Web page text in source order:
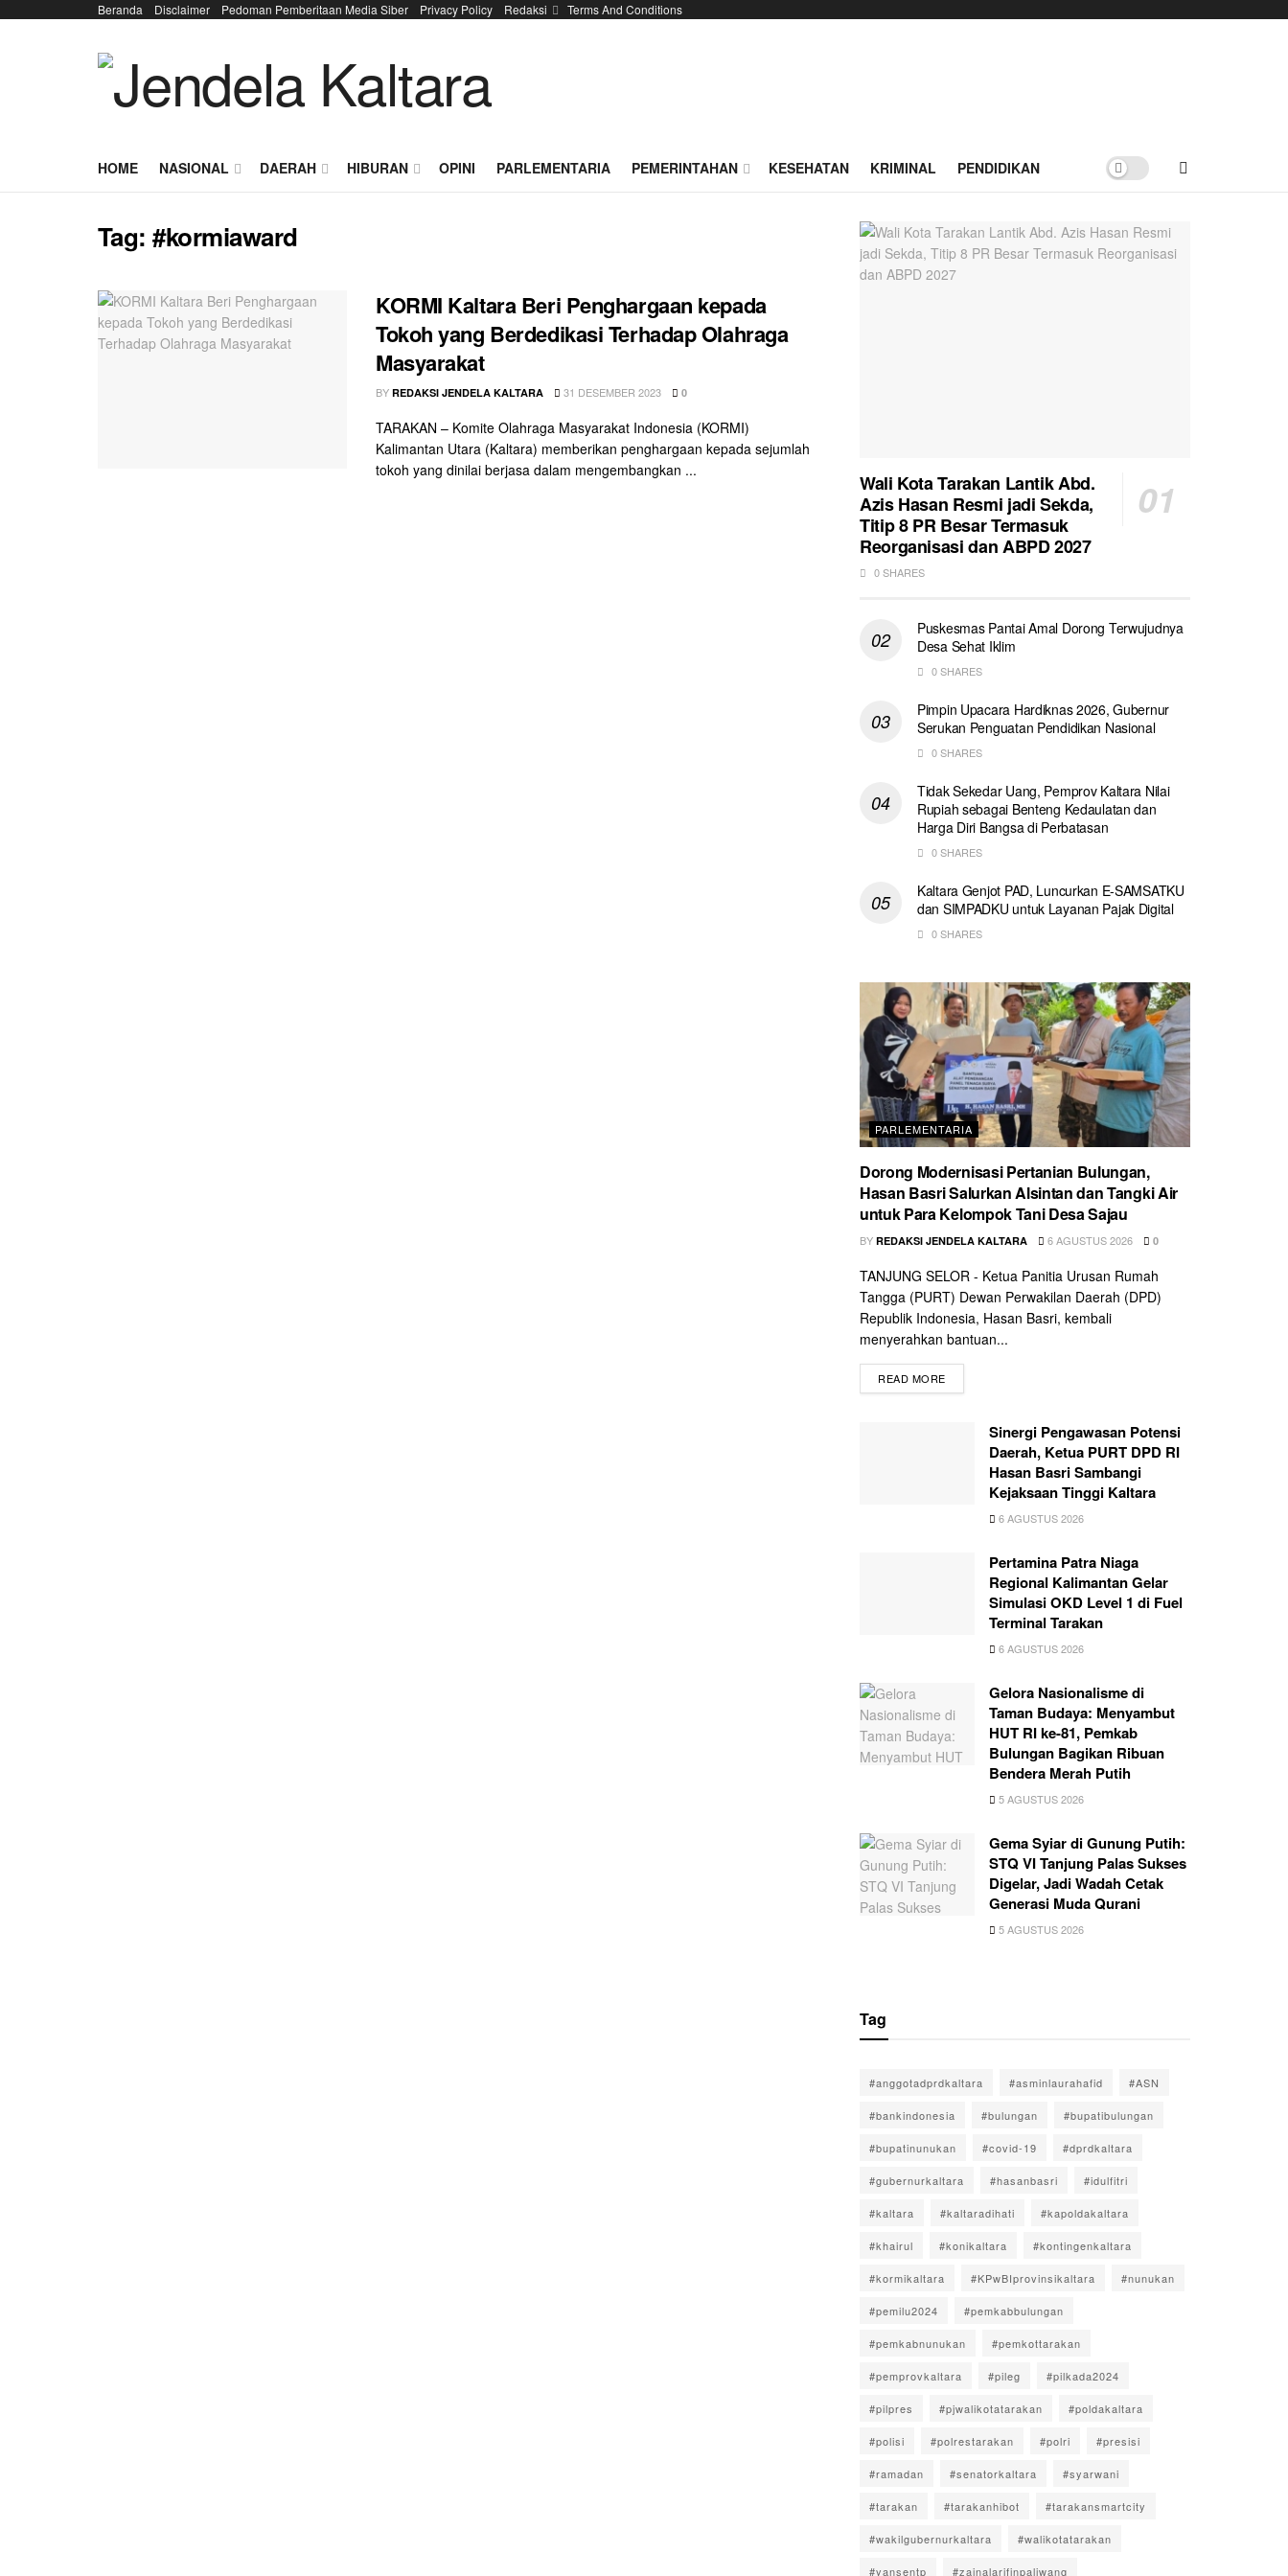
Beranda Disclaimer Pedoman Pemberitaan Media Siber Privacy Policy Redaksi Terms And Conditions
HOME NASIONAL DAERAH HIBURAN OPINI PARLEMENTARIA PEMERINTAHAN KESEHATAN KRIMINAL PENDIDIKAN
Tag:#kormiaward
KORMI Kaltara Beri Penghargaan kepada
Tokoh yang Berdedikasi Terhadap Olahraga
Masyarakat
BY REDAKSI JENDELA KALTARA 31 DESEMBER 2023 0
TARAKAN – Komite Olahraga Masyarakat Indonesia (KORMI)
Kalimantan Utara (Kaltara) memberikan penghargaan kepada sejumlah
tokoh yang dinilai berjasa dalam mengembangkan ...
Wali Kota Tarakan Lantik Abd.
Azis Hasan Resmi jadi Sekda,
Titip 8 PR Besar Termasuk
Reorganisasi dan ABPD 2027
0 SHARES
Puskesmas Pantai Amal Dorong Terwujudnya
Desa Sehat Iklim
0 SHARES
Pimpin Upacara Hardiknas 2026, Gubernur
Serukan Penguatan Pendidikan Nasional
0 SHARES
Tidak Sekedar Uang, Pemprov Kaltara Nilai
Rupiah sebagai Benteng Kedaulatan dan
Harga Diri Bangsa di Perbatasan
0 SHARES
Kaltara Genjot PAD, Luncurkan E-SAMSATKU
dan SIMPADKU untuk Layanan Pajak Digital
0 SHARES
PARLEMENTARIA
Dorong Modernisasi Pertanian Bulungan,
Hasan Basri Salurkan Alsintan dan Tangki Air
untuk Para Kelompok Tani Desa Sajau
BY REDAKSI JENDELA KALTARA 6 AGUSTUS 2026 0
TANJUNG SELOR - Ketua Panitia Urusan Rumah
Tangga (PURT) Dewan Perwakilan Daerah (DPD)
Republik Indonesia, Hasan Basri, kembali
menyerahkan bantuan...
READ MORE
Sinergi Pengawasan Potensi
Daerah, Ketua PURT DPD RI
Hasan Basri Sambangi
Kejaksaan Tinggi Kaltara
6 AGUSTUS 2026
Pertamina Patra Niaga
Regional Kalimantan Gelar
Simulasi OKD Level 1 di Fuel
Terminal Tarakan
6 AGUSTUS 2026
Gelora Nasionalisme di
Taman Budaya: Menyambut
HUT RI ke-81, Pemkab
Bulungan Bagikan Ribuan
Bendera Merah Putih
5 AGUSTUS 2026
Gema Syiar di Gunung Putih:
STQ VI Tanjung Palas Sukses
Digelar, Jadi Wadah Cetak
Generasi Muda Qurani
5 AGUSTUS 2026
Tag
#anggotadprdkaltara #asminlaurahafid #ASN
#bankindonesia #bulungan #bupatibulungan
#bupatinunukan #covid-19 #dprdkaltara
#gubernurkaltara #hasanbasri #idulfitri
#kaltara #kaltaradihati #kapoldakaltara
#khairul #konikaltara #kontingenkaltara
#kormikaltara #KPwBIprovinsikaltara #nunukan
#pemilu2024 #pemkabbulungan
#pemkabnunukan #pemkottarakan
#pemprovkaltara #pileg #pilkada2024
#pilpres #pjwalikotatarakan #poldakaltara
#polisi #polrestarakan #polri #presisi
#ramadan #senatorkaltara #syarwani
#tarakan #tarakanhibot #tarakansmartcity
#wakilgubernurkaltara #walikotatarakan
#yansentp #zainalarifinpaliwang